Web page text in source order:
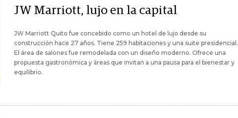
JW Marriott, lujo en la capital
JW Marriott Quito fue concebido como un hotel de lujo desde su
construcción hace 27 años. Tiene 259 habitaciones y una suite presidencial.
El área de salones fue remodelada con un diseño moderno. Ofrece una
propuesta gastronómica y áreas que invitan a una pausa para el bienestar y
equilibrio.